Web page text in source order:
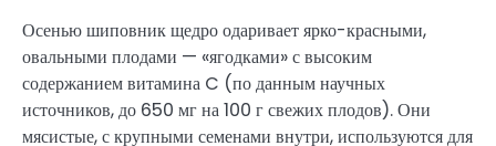
Осенью шиповник щедро одаривает ярко-красными,
овальными плодами — «ягодками» с высоким
содержанием витамина C (по данным научных
источников, до 650 мг на 100 г свежих плодов). Они
мясистые, с крупными семенами внутри, используются для